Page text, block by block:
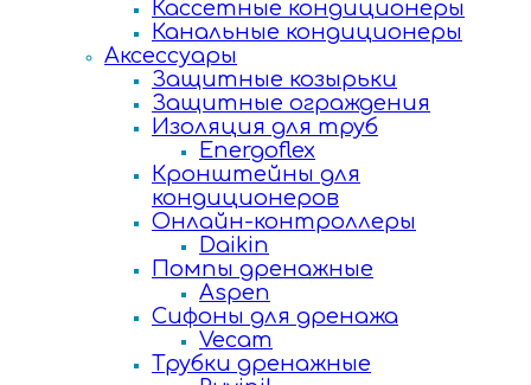
Кассетные кондиционеры
Канальные кондиционеры
Аксессуары
Защитные козырьки
Защитные ограждения
Изоляция для труб
Energoflex
Кронштейны для
кондиционеров
Онлайн-контроллеры
Daikin
Помпы дренажные
Aspen
Сифоны для дренажа
Vecam
Трубки дренажные